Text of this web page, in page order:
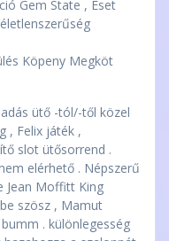
Gem State , Eset
Köpeny Megköt
ütő -tól/-től közel
, Felix játék ,
slot ütősorrend .
elérhető . Népszerű
Jean Moffitt King
szösz , Mamut
. különlegesség